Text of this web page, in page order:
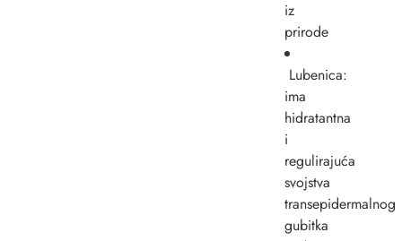
iz
prirode
Lubenica:
ima
hidratantna
i
regulirajuća
svojstva
transepidermalnog
gubitka